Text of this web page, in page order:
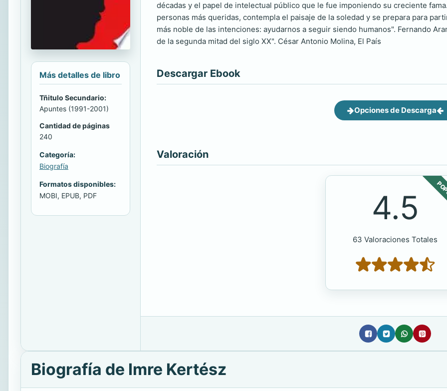
Más detalles de libro
Tñitulo Secundario:
Apuntes (1991-2001)
Cantidad de páginas
240
Categoría:
Biografía
Formatos disponibles:
MOBI, EPUB, PDF
décadas y el papel de intelectual público que le fue imponiendo su creciente
personas más queridas, contempla el paisaje de la soledad y se prepara para
más noble de las intenciones: ayudarnos a seguir siendo humanos". Fernando
de la segunda mitad del siglo XX". César Antonio Molina, El País
Descargar Ebook
Opciones de Descarga
Valoración
4.5
63 Valoraciones Totales
Biografía de Imre Kertész